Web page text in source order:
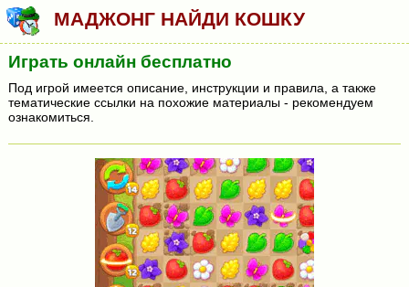
МАДЖОНГ НАЙДИ КОШКУ
Играть онлайн бесплатно
Под игрой имеется описание, инструкции и правила, а также
тематические ссылки на похожие материалы - рекомендуем
ознакомиться.